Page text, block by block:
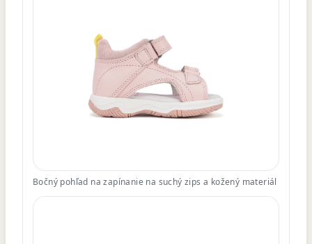
Bočný pohľad na zapínanie na suchý zips a kožený materiál